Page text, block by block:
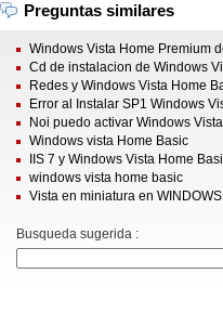
Preguntas similares
Windows Vista Home Premium
Cd de instalacion de Windows
Redes y Windows Vista Home
Error al Instalar SP1 Windows
Noi puedo activar Windows
Windows vista Home Basic
IIS 7 y Windows Vista Home
windows vista home basic
Vista en miniatura en
Busqueda sugerida :